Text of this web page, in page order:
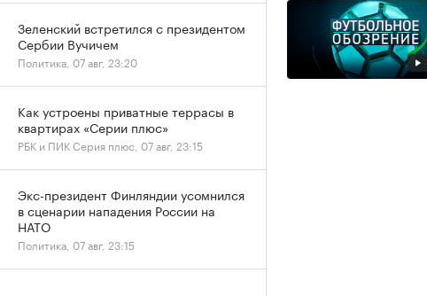
Зеленский встретился с президентом
Сербии Вучичем
Политика, 07 авг, 23:20
Как устроены приватные террасы в
квартирах «Серии плюс»
РБК и ПИК Серия плюс, 07 авг, 23:15
Экс-президент Финляндии усомнился
в сценарии нападения России на
НАТО
Политика, 07 авг, 23:15